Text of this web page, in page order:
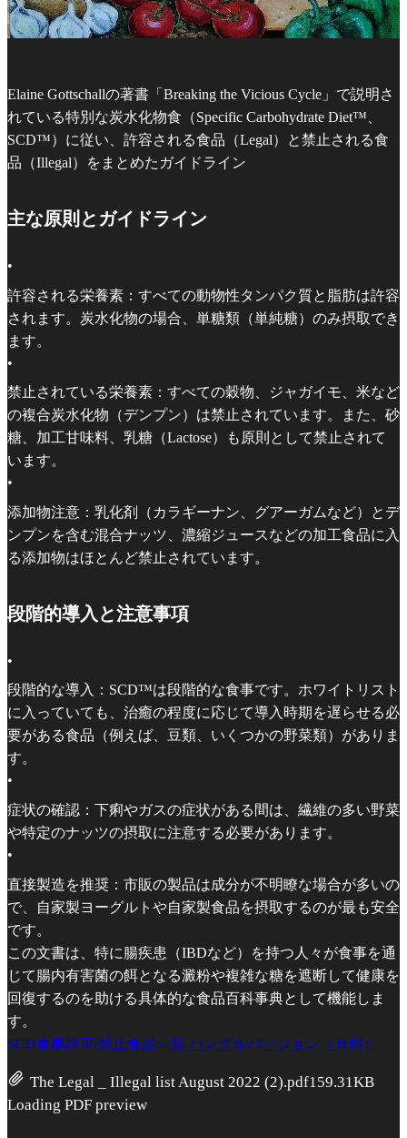
Elaine Gottschallの著書「Breaking the Vicious Cycle」で説明さ
れている特別な炭水化物食（Specific Carbohydrate Diet™、
SCD™）に従い、許容される食品（Legal）と禁止される食
品（Illegal）をまとめたガイドライン
主な原則とガイドライン
•
許容される栄養素：すべての動物性タンパク質と脂肪は許容
されます。炭水化物の場合、単糖類（単純糖）のみ摂取でき
ます。
•
禁止されている栄養素：すべての穀物、ジャガイモ、米など
の複合炭水化物（デンプン）は禁止されています。また、砂
糖、加工甘味料、乳糖（Lactose）も原則として禁止されて
います。
•
添加物注意：乳化剤（カラギーナン、グアーガムなど）とデ
ンプンを含む混合ナッツ、濃縮ジュースなどの加工食品に入
る添加物はほとんど禁止されています。
段階的導入と注意事項
•
段階的な導入：SCD™は段階的な食事です。ホワイトリスト
に入っていても、治癒の程度に応じて導入時期を遅らせる必
要がある食品（例えば、豆類、いくつかの野菜類）がありま
す。
•
症状の確認：下痢やガスの症状がある間は、繊維の多い野菜
や特定のナッツの摂取に注意する必要があります。
•
直接製造を推奨：市販の製品は成分が不明瞭な場合が多いの
で、自家製ヨーグルトや自家製食品を摂取するのが最も安全
です。
この文書は、特に腸疾患（IBDなど）を持つ人々が食事を通
じて腸内有害菌の餌となる澱粉や複雑な糖を遮断して健康を
回復するのを助ける具体的な食品百科事典として機能しま
す。
SCD食事許可/禁止食品一覧 ハングルバージョン（有料）
The Legal _ Illegal list August 2022 (2).pdf159.31KB
Loading PDF preview